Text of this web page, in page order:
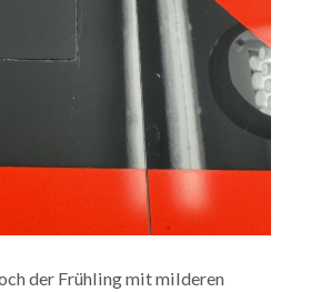
der Frühling mit milderen